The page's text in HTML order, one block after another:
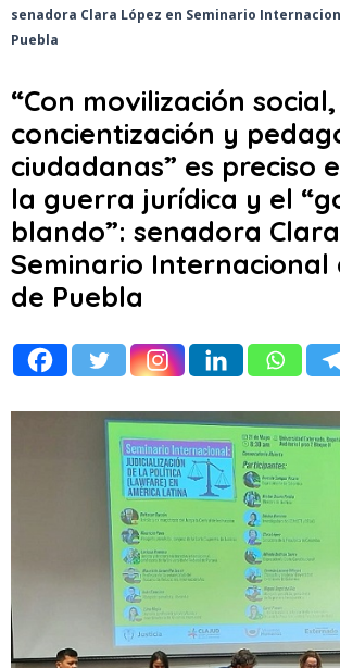
senadora Clara López en Seminario
Puebla
“Con movilización social,
concientización y
ciudadanas” es preciso
la guerra jurídica y el
blando”: senadora
Seminario Internacional
de Puebla